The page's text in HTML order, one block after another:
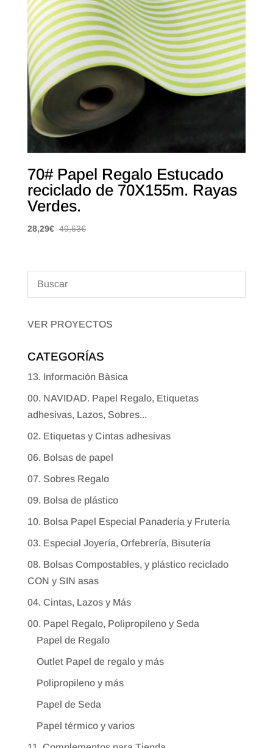
70# Papel Regalo Estucado
reciclado de 70X155m. Rayas
Verdes.
28,29€ 49,63€
VER PROYECTOS
CATEGORÍAS
13. Información Bàsica
00. NAVIDAD. Papel Regalo, Etiquetas
adhesivas, Lazos, Sobres...
02. Etiquetas y Cintas adhesivas
06. Bolsas de papel
07. Sobres Regalo
09. Bolsa de plástico
10. Bolsa Papel Especial Panadería y Frutería
03. Especial Joyería, Orfebrería, Bisutería
08. Bolsas Compostables, y plástico reciclado
CON y SIN asas
04. Cintas, Lazos y Más
00. Papel Regalo, Polipropileno y Seda
Papel de Regalo
Outlet Papel de regalo y más
Polipropileno y más
Papel de Seda
Papel térmico y varios